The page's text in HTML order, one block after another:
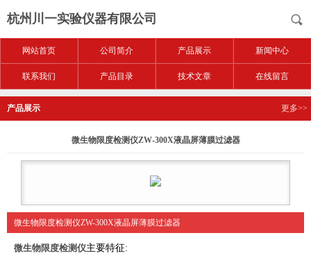
杭州川一实验仪器有限公司
网站首页 公司简介 产品展示 新闻中心
联系我们 产品目录 技术文章 在线留言
产品展示 更多>>
微生物限度检测仪ZW-300X液晶屏薄膜过滤器
微生物限度检测仪ZW-300X液晶屏薄膜过滤器
微生物限度检测仪主要特征: